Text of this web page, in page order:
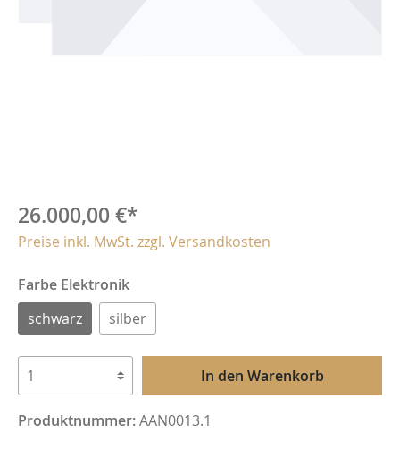
26.000,00 €*
Preise inkl. MwSt. zzgl. Versandkosten
Farbe Elektronik
schwarz
silber
In den Warenkorb
Produktnummer:AAN0013.1